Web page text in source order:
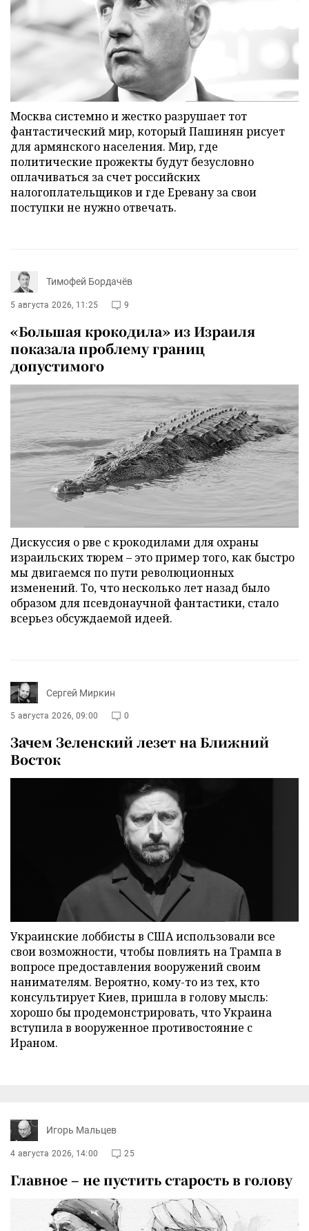
Москва системно и жестко разрушает тот
фантастический мир, который Пашинян рисует
для армянского населения. Мир, где
политические прожекты будут безусловно
оплачиваться за счет российских
налогоплательщиков и где Еревану за свои
поступки не нужно отвечать.
Тимофей Бордачёв
5 августа 2026, 11:25 9
«Большая крокодила» из Израиля
показала проблему границ
допустимого
Дискуссия о рве с крокодилами для охраны
израильских тюрем – это пример того, как быстро
мы двигаемся по пути революционных
изменений. То, что несколько лет назад было
образом для псевдонаучной фантастики, стало
всерьез обсуждаемой идеей.
Сергей Миркин
5 августа 2026, 09:00 0
Зачем Зеленский лезет на Ближний
Восток
Украинские лоббисты в США использовали все
свои возможности, чтобы повлиять на Трампа в
вопросе предоставления вооружений своим
нанимателям. Вероятно, кому-то из тех, кто
консультирует Киев, пришла в голову мысль:
хорошо бы продемонстрировать, что Украина
вступила в вооруженное противостояние с
Ираном.
Игорь Мальцев
4 августа 2026, 14:00 25
Главное – не пустить старость в голову